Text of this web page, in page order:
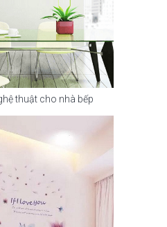
thuật cho nhà bếp